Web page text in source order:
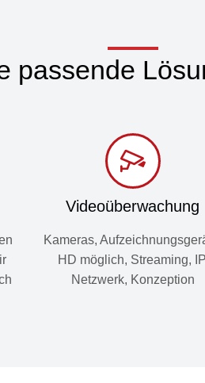
passende
Video­überwachung
Kameras,
HD möglich, Streaming,
Netzwerk, Konzeption